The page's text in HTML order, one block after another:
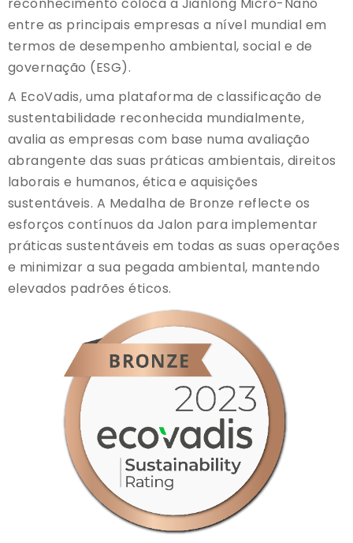
reconhecimento coloca a Jianlong Micro-Nano
entre as principais empresas a nível mundial em
termos de desempenho ambiental, social e de
governação (ESG).
A EcoVadis, uma plataforma de classificação de
sustentabilidade reconhecida mundialmente,
avalia as empresas com base numa avaliação
abrangente das suas práticas ambientais, direitos
laborais e humanos, ética e aquisições
sustentáveis. A Medalha de Bronze reflecte os
esforços contínuos da Jalon para implementar
práticas sustentáveis em todas as suas operações
e minimizar a sua pegada ambiental, mantendo
elevados padrões éticos.